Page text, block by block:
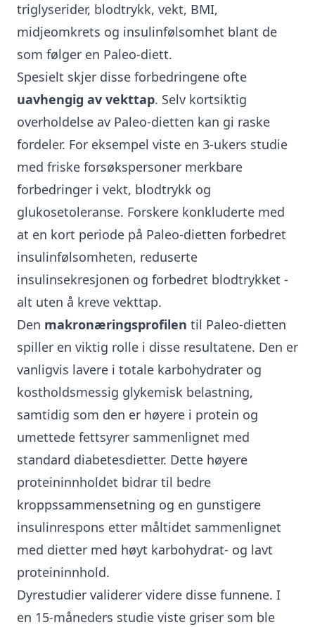
triglyserider, blodtrykk, vekt, BMI,
midjeomkrets og insulinfølsomhet blant de
som følger en Paleo-diett.
Spesielt skjer disse forbedringene ofte
uavhengig av vekttap. Selv kortsiktig
overholdelse av Paleo-dietten kan gi raske
fordeler. For eksempel viste en 3-ukers studie
med friske forsøkspersoner merkbare
forbedringer i vekt, blodtrykk og
glukosetoleranse. Forskere konkluderte med
at en kort periode på Paleo-dietten forbedret
insulinfølsomheten, reduserte
insulinsekresjonen og forbedret blodtrykket -
alt uten å kreve vekttap.
Den makronæringsprofilen til Paleo-dietten
spiller en viktig rolle i disse resultatene. Den er
vanligvis lavere i totale karbohydrater og
kostholdsmessig glykemisk belastning,
samtidig som den er høyere i protein og
umettede fettsyrer sammenlignet med
standard diabetesdietter. Dette høyere
proteininnholdet bidrar til bedre
kroppssammensetning og en gunstigere
insulinrespons etter måltidet sammenlignet
med dietter med høyt karbohydrat- og lavt
proteininnhold.
Dyrestudier validerer videre disse funnene. I
en 15-måneders studie viste griser som ble